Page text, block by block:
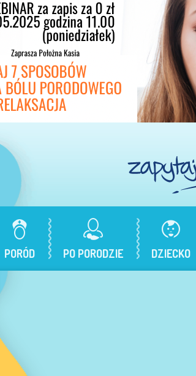
PORÓD PO PORODZIE DZIECKO